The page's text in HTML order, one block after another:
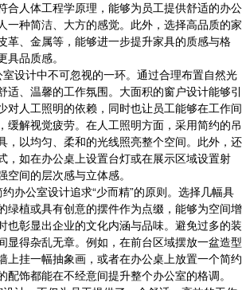
合人体工程学原理，能够为员工提供舒适的办公
一种简洁、大方的感觉。此外，选择高品质的家
革、金属等，能够进一步提升家具的质感与格
品质感。
设计中不可忽视的一环。通过合理布置自然光
适、温馨的工作氛围。大面积的窗户设计能够引
对人工照明的依赖，同时也让员工能够在工作间
缓解视觉疲劳。在人工照明方面，采用简约的吊
，以均匀、柔和的光线照亮整个空间。此外，还
，如在办公桌上设置台灯或在展示区域设置射
间的层次感与立体感。
办公室设计追求“少而精”的原则。选择几幅具
绿植或具有创意的摆件作为点缀，能够为空间增
也彰显出企业的文化内涵与品味。避免过多的装
显得杂乱无章。例如，在前台区域摆放一盆造型
上挂一幅抽象画，或者在办公桌上放置一个简约
配饰都能在不经意间提升整个办公室的格调。